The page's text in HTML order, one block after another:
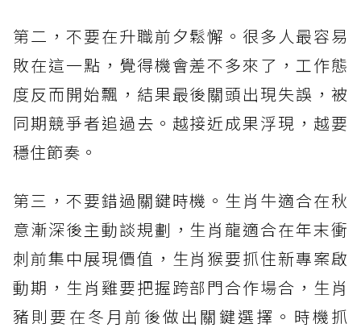
第二，不要在升職前夕鬆懈。很多人最容易
敗在這一點，覺得機會差不多來了，工作態
度反而開始飄，結果最後關頭出現失誤，被
同期競爭者追過去。越接近成果浮現，越要
穩住節奏。
第三，不要錯過關鍵時機。生肖牛適合在秋
意漸深後主動談規劃，生肖龍適合在年末衝
刺前集中展現價值，生肖猴要抓住新專案啟
動期，生肖雞要把握跨部門合作場合，生肖
豬則要在冬月前後做出關鍵選擇。時機抓